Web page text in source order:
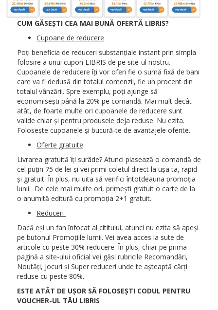
CUM GĂSEȘTI CEA MAI BUNĂ OFERTĂ LIBRIS?
Cupoane de reducere
Poți beneficia de reduceri substanțiale instant prin simpla
folosire a unui cupon LIBRIS de pe site-ul nostru.
Cupoanele de reducere îți vor oferi fie o sumă fixă de bani
care va fi dedusă din totalul comenzii, fie un procent din
totalul vânzării. Spre exemplu, poți ajunge să
economisești până la 20% pe comandă. Mai mult decât
atât, de foarte multe ori cupoanele de reducere sunt
valide chiar și pentru produsele deja reduse. Nu ezita.
Folosește cupoanele și bucură-te de avantajele oferite.
Oferte gratuite
Livrarea gratuită îți surâde? Atunci plasează o comandă de
cel puțin 75 de lei și vei primi coletul direct la ușa ta, rapid
și gratuit. În plus, nu uita să verifici întotdeauna promoția
lunii. De cele mai multe ori, primești gratuit o carte de la
o anumită editură cu promoția 2+1 gratuit.
Reduceri
Dacă eși un fan înfocat al cititului, atunci nu ezita să apeși
pe butonul Promoțiile lumii. Vei avea acces la sute de
articole cu peste 30% reducere. În plus, chiar pe prima
pagină a site-ului oficial vei găsi rubricile Recomandări,
Noutăți, Jocuri și Super reduceri unde te așteaptă cărți
reduse cu peste 80%.
ESTE ATÂT DE UȘOR SĂ FOLOSEȘTI CODUL PENTRU
VOUCHER-UL TĂU LIBRIS